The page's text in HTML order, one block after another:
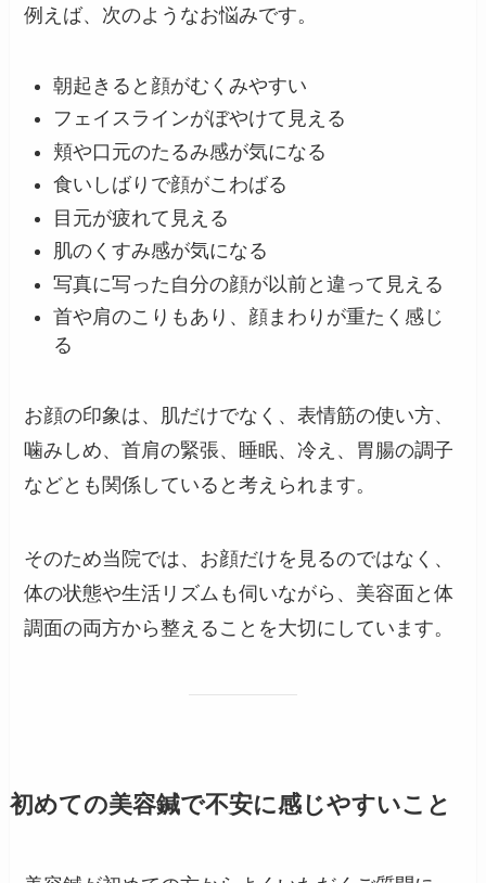
例えば、次のようなお悩みです。
朝起きると顔がむくみやすい
フェイスラインがぼやけて見える
頬や口元のたるみ感が気になる
食いしばりで顔がこわばる
目元が疲れて見える
肌のくすみ感が気になる
写真に写った自分の顔が以前と違って見える
首や肩のこりもあり、顔まわりが重たく感じ
る
お顔の印象は、肌だけでなく、表情筋の使い方、
噛みしめ、首肩の緊張、睡眠、冷え、胃腸の調子
などとも関係していると考えられます。
そのため当院では、お顔だけを見るのではなく、
体の状態や生活リズムも伺いながら、美容面と体
調面の両方から整えることを大切にしています。
初めての美容鍼で不安に感じやすいこと